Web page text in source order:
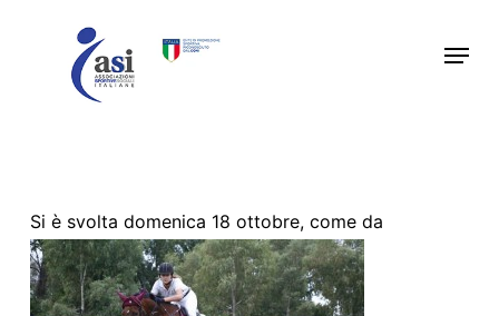
Menu
Si è svolta domenica 18 ottobre, come da